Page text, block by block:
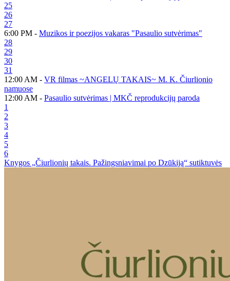
25
26
27
6:00 PM - Muzikos ir poezijos vakaras "Pasaulio sutvėrimas"
28
29
30
31
12:00 AM - VR filmas ~ANGELŲ TAKAIS~ M. K. Čiurlionio
namuose
12:00 AM - Pasaulio sutvėrimas | MKČ reprodukcijų paroda
1
2
3
4
5
6
Knygos „Čiurlionių takais. Pažingsniavimai po Dzūkiją“ sutiktuvės